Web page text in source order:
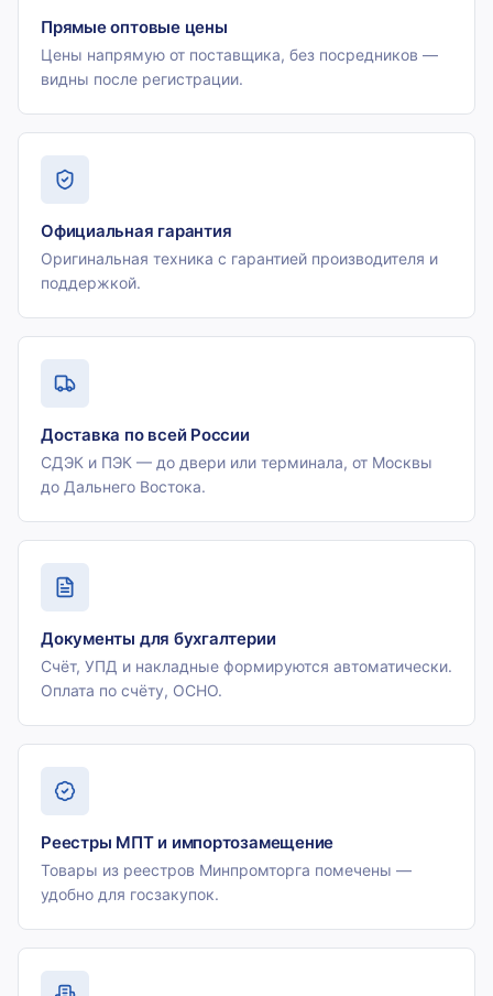
Прямые оптовые цены
Цены напрямую от поставщика, без посредников —
видны после регистрации.
Официальная гарантия
Оригинальная техника с гарантией производителя и
поддержкой.
Доставка по всей России
СДЭК и ПЭК — до двери или терминала, от Москвы
до Дальнего Востока.
Документы для бухгалтерии
Счёт, УПД и накладные формируются автоматически.
Оплата по счёту, ОСНО.
Реестры МПТ и импортозамещение
Товары из реестров Минпромторга помечены —
удобно для госзакупок.